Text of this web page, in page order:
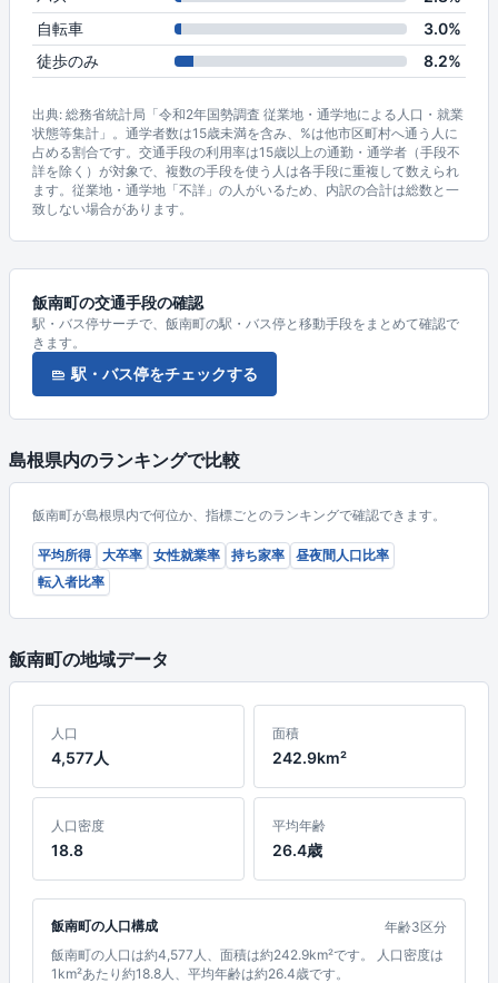
自転車
3.0%
徒歩のみ
8.2%
出典: 総務省統計局「令和2年国勢調査 従業地・通学地による人口・就業
状態等集計」。通学者数は15歳未満を含み、%は他市区町村へ通う人に
占める割合です。交通手段の利用率は15歳以上の通勤・通学者（手段不
詳を除く）が対象で、複数の手段を使う人は各手段に重複して数えられ
ます。従業地・通学地「不詳」の人がいるため、内訳の合計は総数と一
致しない場合があります。
飯南町の交通手段の確認
駅・バス停サーチで、飯南町の駅・バス停と移動手段をまとめて確認で
きます。
駅・バス停をチェックする
島根県内のランキングで比較
飯南町が島根県内で何位か、指標ごとのランキングで確認できます。
平均所得 大卒率 女性就業率 持ち家率
昼夜間人口比率
転入者比率
飯南町の地域データ
人口
4,577人
面積
242.9km²
人口密度
18.8
平均年齢
26.4歳
飯南町の人口構成
年齢3区分
飯南町の人口は約4,577人、面積は約242.9km²です。 人口密度は
1km²あたり約18.8人、平均年齢は約26.4歳です。